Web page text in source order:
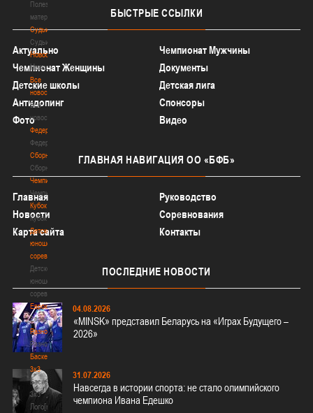
Полезные
материалы
Судьи
Судьи
Новости
Новости
Все
новости
Все
новости
Федерация
Федерация
Сборные
Сборные
Чемпионат
Чемпионат
Кубок
Кубок
Детско-
юношеские
соревнования
Детско-
юношеские
соревнования
Еврокубки
Еврокубки
Разное
Разное
Баскетбол
3х3
Баскетбол
3х3
Лого[modid=121]
БЫСТРЫЕ ССЫЛКИ
Актуально
Чемпионат Мужчины
Чемпионат Женщины
Документы
Детские школы
Детская лига
Антидопинг
Спонсоры
Фото
Видео
ГЛАВНАЯ НАВИГАЦИЯ ОО «БФБ»
Главная
Руководство
Новости
Соревнования
Карта сайта
Контакты
ПОСЛЕДНИЕ НОВОСТИ
04.08.2026
«MINSK» представил Беларусь на «Играх Будущего –
2026»
31.07.2026
Навсегда в истории спорта: не стало олимпийского
чемпиона Ивана Едешко